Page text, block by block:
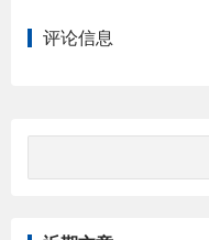
评论信息